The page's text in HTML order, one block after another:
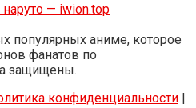
— iwion.top
популярных аниме, которое
фанатов по
защищены.
конфиденциальности |